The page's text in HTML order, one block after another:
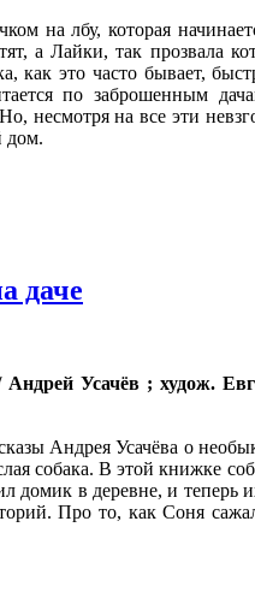
на лбу, которая
а Лайки, так прозвала
как это часто бывает,
по заброшенным
несмотря на все эти
дом.
даче
Андрей Усачёв ; худож.
Андрея Усачёва о
собака. В этой книжке
в деревне, и теперь
Про то, как Соня